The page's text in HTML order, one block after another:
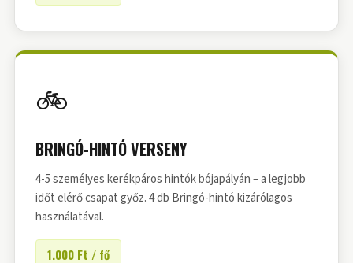
🚲
BRINGÓ-HINTÓ VERSENY
4-5 személyes kerékpáros hintók bójapályán – a legjobb
időt elérő csapat győz. 4 db Bringó-hintó kizárólagos
használatával.
1.000 Ft / fő